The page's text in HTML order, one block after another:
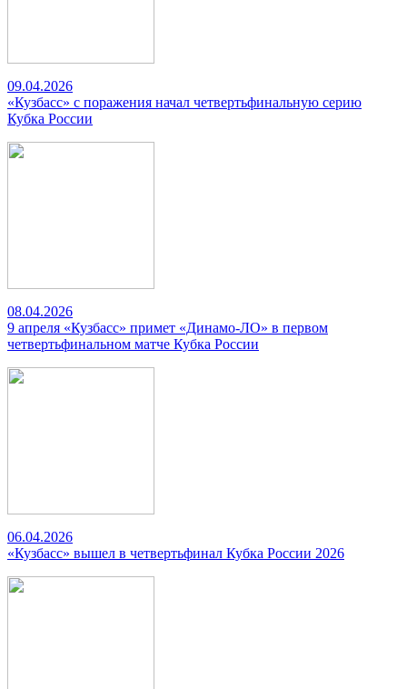
09.04.2026
«Кузбасс» с поражения начал четвертьфинальную серию
Кубка России
08.04.2026
9 апреля «Кузбасс» примет «Динамо-ЛО» в первом
четвертьфинальном матче Кубка России
06.04.2026
«Кузбасс» вышел в четвертьфинал Кубка России 2026